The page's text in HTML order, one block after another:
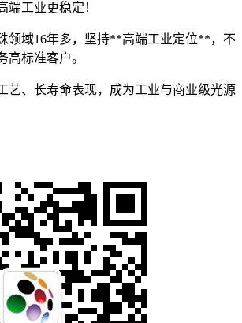
端工业更稳定！
领域16年多，坚持**高端工业定位**，不
高标准客户。
艺、长寿命表现，成为工业与商业级光源